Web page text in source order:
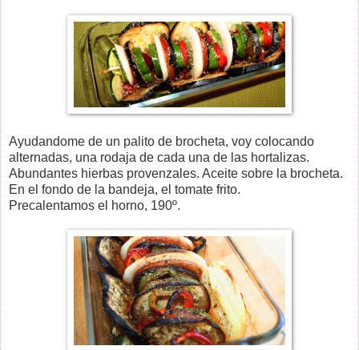
Ayudandome de un palito de brocheta, voy colocando
alternadas, una rodaja de cada una de las hortalizas.
Abundantes hierbas provenzales. Aceite sobre la brocheta.
En el fondo de la bandeja, el tomate frito.
Precalentamos el horno, 190º.